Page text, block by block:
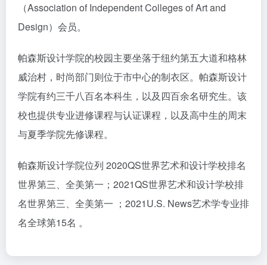
（Association of Independent Colleges of Art and
Design）会员。
帕森斯设计学院的校园主要坐落于纽约第五大道和格林
威治村，时尚部门则位于市中心的制衣区。帕森斯设计
学院有约三千八百名本科生，以及四百余名研究生。该
校也提供专业进修课程与认证课程，以及高中生的周末
与夏季学院先修课程。
帕森斯设计学院位列 2020QS世界艺术和设计学校排名
世界第三、全美第一；2021QS世界艺术和设计学校排
名世界第三、全美第一 ；2021U.S. News艺术学专业排
名全球第15名 。